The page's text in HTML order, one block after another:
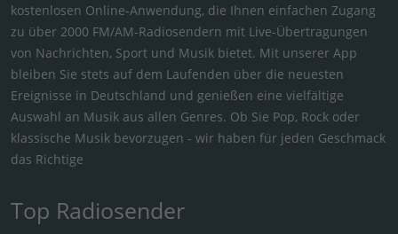
kostenlosen Online-Anwendung, die Ihnen einfachen Zugang
zu über 2000 FM/AM-Radiosendern mit Live-Übertragungen
von Nachrichten, Sport und Musik bietet. Mit unserer App
bleiben Sie stets auf dem Laufenden über die neuesten
Ereignisse in Deutschland und genießen eine vielfältige
Auswahl an Musik aus allen Genres. Ob Sie Pop, Rock oder
klassische Musik bevorzugen - wir haben für jeden Geschmack
das Richtige
Top Radiosender